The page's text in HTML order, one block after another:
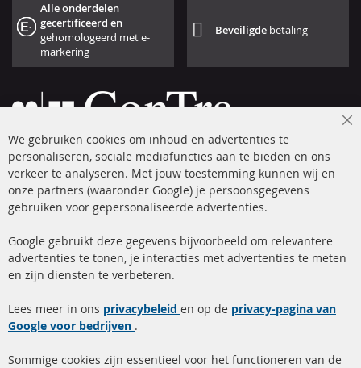
Alle onderdelen
gecertificeerd en
gehomologeerd met e-
markering
Beveiligde betaling
+49 (0) 4533 799 00 0
ma-do: 09-17 u, vr Fr 09-16 u
info@contra-automotive.de
facebook
instagram
Snelle links
Roetfilter reiniging
Katalysator (KAT)
Kundenservice
Verzendingskosten
We gebruiken cookies om inhoud en advertenties te
personaliseren, sociale mediafuncties aan te bieden en ons
verkeer te analyseren. Met jouw toestemming kunnen wij en
onze partners (waaronder Google) je persoonsgegevens
gebruiken voor gepersonaliseerde advertenties.
Google gebruikt deze gegevens bijvoorbeeld om relevantere
advertenties te tonen, je interacties met advertenties te meten
en zijn diensten te verbeteren.
Lees meer in ons privacybeleid en op de privacy-pagina van
Google voor bedrijven .
Sommige cookies zijn essentieel voor het functioneren van de